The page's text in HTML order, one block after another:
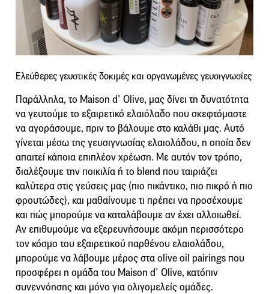
Ελεύθερες γευστικές δοκιμές και οργανωμένες γευσιγνωσίες
Παράλληλα, το Maison d’ Olive, μας δίνει τη δυνατότητα
να γευτούμε το εξαιρετικό ελαιόλαδο που σκεφτόμαστε
να αγοράσουμε, πριν το βάλουμε στο καλάθι μας. Αυτό
γίνεται μέσω της γευσιγνωσίας ελαιολάδου, η οποία δεν
απαιτεί κάποια επιπλέον χρέωση. Με αυτόν τον τρόπο,
διαλέξουμε την ποικιλία ή το blend που ταιριάζει
καλύτερα στις γεύσεις μας (πιο πικάντικο, πιο πικρό ή πιο
φρουτώδες), και μαθαίνουμε τι πρέπει να προσέχουμε
και πώς μπορούμε να καταλάβουμε αν έχει αλλοιωθεί.
Αν επιθυμούμε να εξερευνήσουμε ακόμη περισσότερο
τον κόσμο του εξαιρετικού παρθένου ελαιολάδου,
μπορούμε να λάβουμε μέρος στα olive oil pairings που
προσφέρει η ομάδα του Maison d’ Olive, κατόπιν
συνεννόησης και μόνο για ολιγομελείς ομάδες.